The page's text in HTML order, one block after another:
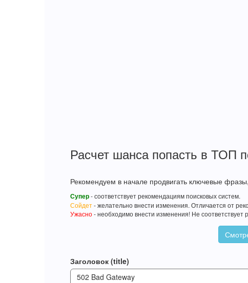
Расчет шанса попасть в ТОП
Рекомендуем в начале продвигать ключевые
Супер- соответствует рекомендациям поисковых систем.
Сойдет- желательно внести изменения. Отличается от
Ужасно- необходимо внести изменения! Не соответствует
Заголовок (title)